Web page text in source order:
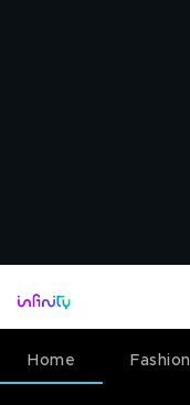
Home Fashion